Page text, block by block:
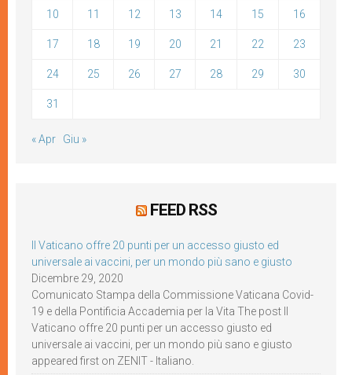
10 11 12 13 14 15 16
17 18 19 20 21 22 23
24 25 26 27 28 29 30
31
« Apr Giu »
FEED RSS
Il Vaticano offre 20 punti per un accesso giusto ed
universale ai vaccini, per un mondo più sano e giusto
Dicembre 29, 2020
Comunicato Stampa della Commissione Vaticana Covid-
19 e della Pontificia Accademia per la Vita The post Il
Vaticano offre 20 punti per un accesso giusto ed
universale ai vaccini, per un mondo più sano e giusto
appeared first on ZENIT - Italiano.